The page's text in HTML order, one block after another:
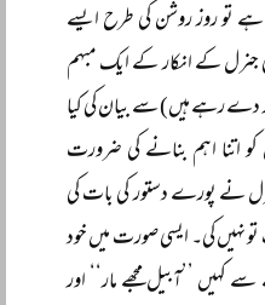
تو روز روشن کی طرح ایسے
جنرل کے انکار کے ایک مبہم
دے رہے ہیں) سے بیان کی کیا
اتنا اہم بنانے کی ضرورت
نے پورے دستور کی بات کی
نہیں کی۔ ایسی صورت میں خود
کہیں ’’آبیل مجھے مار‘‘ اور